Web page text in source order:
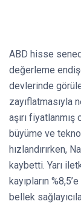
ABD hisse
değerleme
devlerinde
zayıflatmasıyla
aşırı
büyüme ve
hızlandırırken,
kaybetti. Yarı
kayıpların
bellek